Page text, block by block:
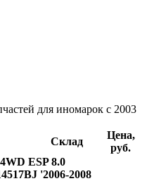
для иномарок с 2003
Склад
Цена,
руб.
ESP 8.0
'2006-2008